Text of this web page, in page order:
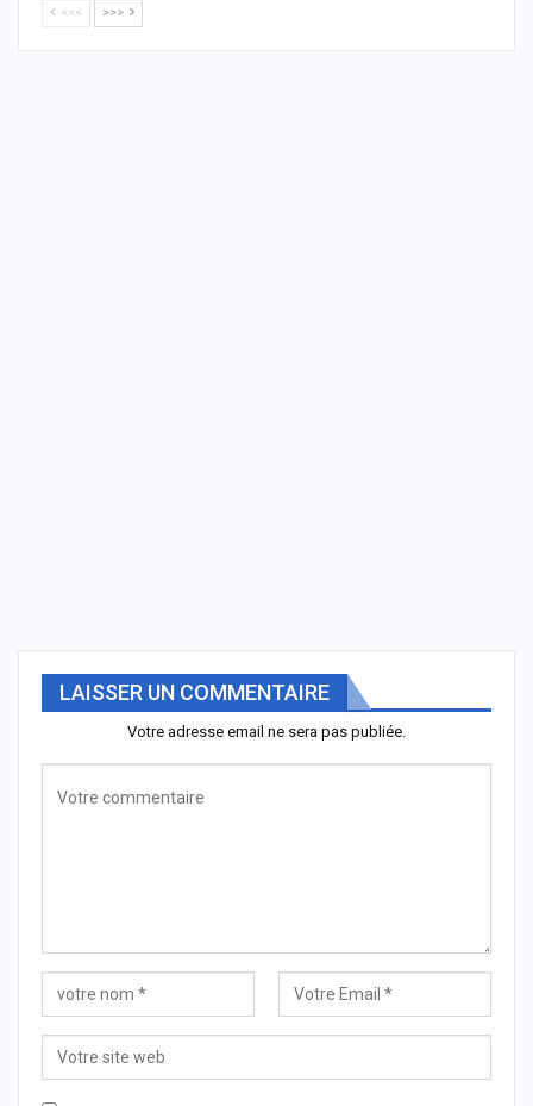
<<< >>>
LAISSER UN COMMENTAIRE
Votre adresse email ne sera pas publiée.